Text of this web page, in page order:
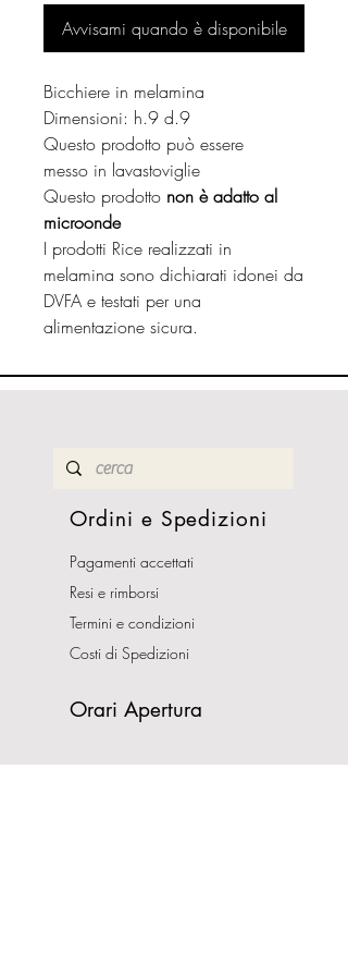
Avvisami quando è disponibile
Bicchiere in melamina
Dimensioni: h.9 d.9
Questo prodotto può essere
messo in lavastoviglie
Questo prodotto non è adatto al
microonde
I prodotti Rice realizzati in
melamina sono dichiarati idonei da
DVFA e testati per una
alimentazione sicura.
Ordini e Spedizioni
Pagamenti accettati
Resi e rimborsi
Termini e condizioni
Costi di Spedizioni
Orari Apertura